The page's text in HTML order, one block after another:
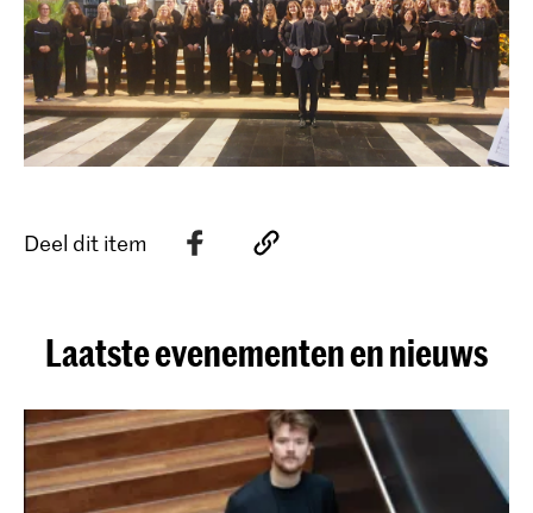
Deel dit item
Laatste evenementen en nieuws